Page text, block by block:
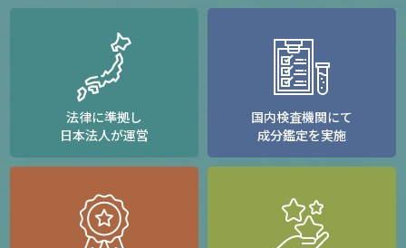
法律に準拠し
日本法人が運営
国内検査機関にて
成分鑑定を実施